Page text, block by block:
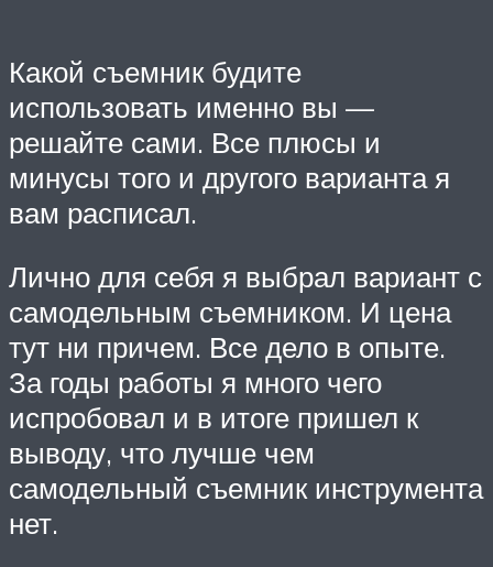
Какой съемник будите
использовать именно вы —
решайте сами. Все плюсы и
минусы того и другого варианта я
вам расписал.
Лично для себя я выбрал вариант с
самодельным съемником. И цена
тут ни причем. Все дело в опыте.
За годы работы я много чего
испробовал и в итоге пришел к
выводу, что лучше чем
самодельный съемник инструмента
нет.